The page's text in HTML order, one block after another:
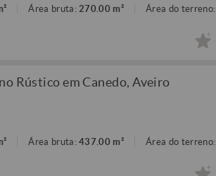
Área bruta:270.00 m² Área do terreno:
Rústico em Canedo, Aveiro
Área bruta:437.00 m² Área do terreno: